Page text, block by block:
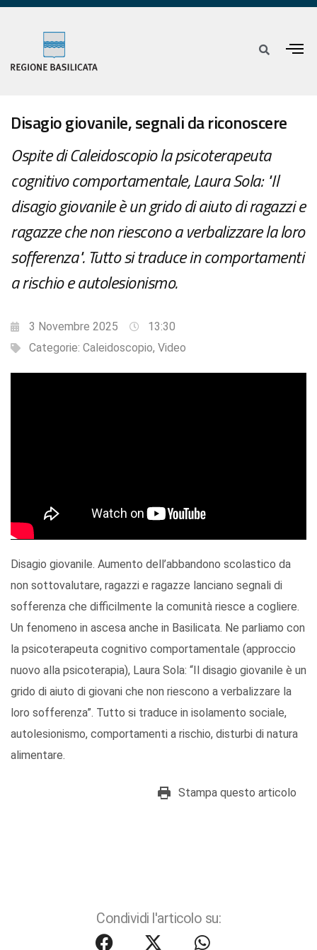
Disagio giovanile, segnali da riconoscere
Ospite di Caleidoscopio la psicoterapeuta
cognitivo comportamentale, Laura Sola: "Il
disagio giovanile è un grido di aiuto di ragazzi e
ragazze che non riescono a verbalizzare la loro
sofferenza". Tutto si traduce in comportamenti
a rischio e autolesionismo.
3 Novembre 2025
13:30
Categorie: Caleidoscopio, Video
Disagio giovanile. Aumento dell’abbandono scolastico da
non sottovalutare, ragazzi e ragazze lanciano segnali di
sofferenza che difficilmente la comunità riesce a cogliere.
Un fenomeno in ascesa anche in Basilicata. Ne parliamo con
la psicoterapeuta cognitivo comportamentale (approccio
nuovo alla psicoterapia), Laura Sola: “Il disagio giovanile è un
grido di aiuto di giovani che non riescono a verbalizzare la
loro sofferenza”. Tutto si traduce in isolamento sociale,
autolesionismo, comportamenti a rischio, disturbi di natura
alimentare.
Stampa questo articolo
Condividi l'articolo su: